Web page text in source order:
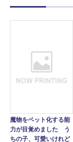
魔物をペット化する能
力が目覚めました う
ちの子、可愛いけれど